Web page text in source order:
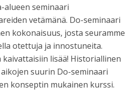
alueen seminaari
vetämänä. Do-seminaari
kokonaisuus, josta seuramme
otettuja ja innostuneita.
kaivattaisiin lisää! Historiallinen
suurin Do-seminaari
konseptin mukainen kurssi.